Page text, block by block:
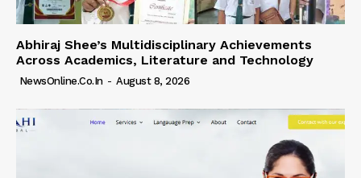
Abhiraj Shee’s Multidisciplinary Achievements
Across Academics, Literature and Technology
NewsOnline.co.in - August 8, 2026